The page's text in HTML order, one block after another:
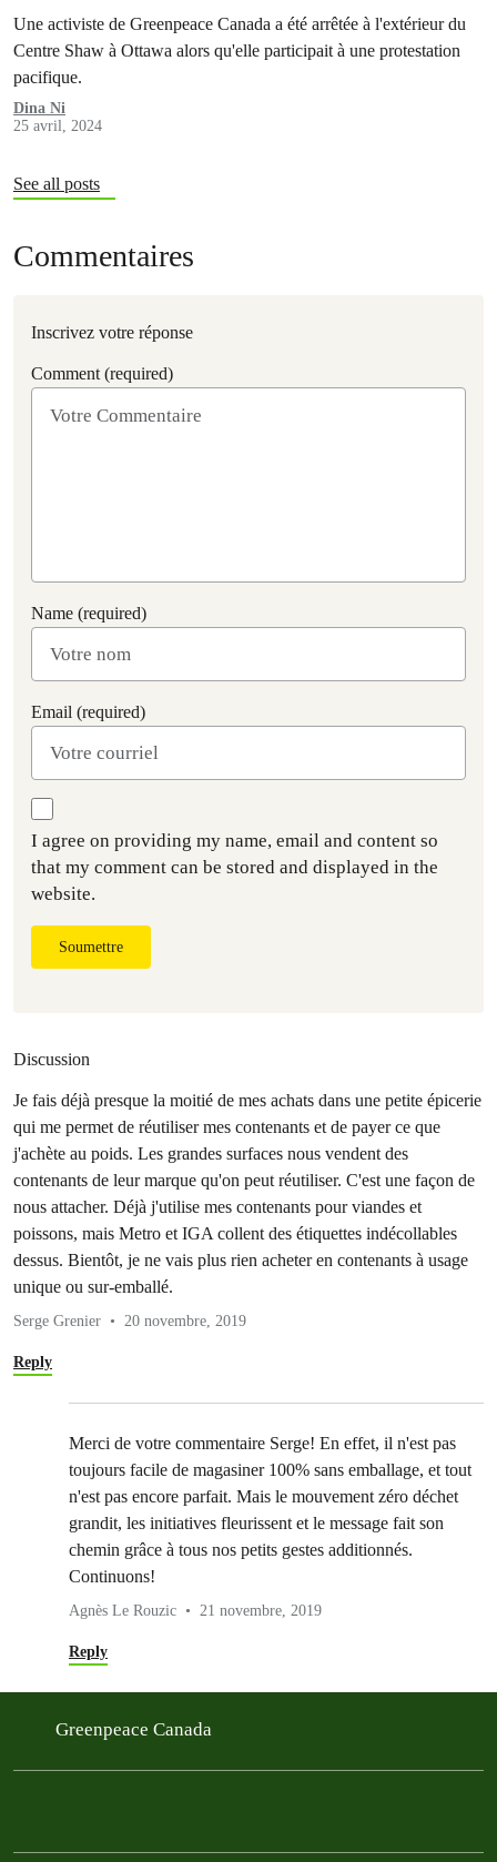
Une activiste de Greenpeace Canada a été arrêtée à l'extérieur du
Centre Shaw à Ottawa alors qu'elle participait à une protestation
pacifique.
Dina Ni
25 avril, 2024
See all posts
Commentaires
Inscrivez votre réponse
Comment (required)
Name (required)
Email (required)
I agree on providing my name, email and content so
that my comment can be stored and displayed in the
website.
Soumettre
Discussion
Je fais déjà presque la moitié de mes achats dans une petite épicerie
qui me permet de réutiliser mes contenants et de payer ce que
j'achète au poids. Les grandes surfaces nous vendent des
contenants de leur marque qu'on peut réutiliser. C'est une façon de
nous attacher. Déjà j'utilise mes contenants pour viandes et
poissons, mais Metro et IGA collent des étiquettes indécollables
dessus. Bientôt, je ne vais plus rien acheter en contenants à usage
unique ou sur-emballé.
Serge Grenier 20 novembre, 2019
Reply
Merci de votre commentaire Serge! En effet, il n'est pas
toujours facile de magasiner 100% sans emballage, et tout
n'est pas encore parfait. Mais le mouvement zéro déchet
grandit, les initiatives fleurissent et le message fait son
chemin grâce à tous nos petits gestes additionnés.
Continuons!
Agnès Le Rouzic 21 novembre, 2019
Reply
Greenpeace Canada